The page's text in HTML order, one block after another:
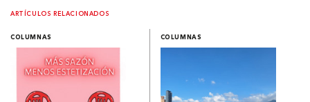
ARTÍCULOS RELACIONADOS
COLUMNAS COLUMNAS